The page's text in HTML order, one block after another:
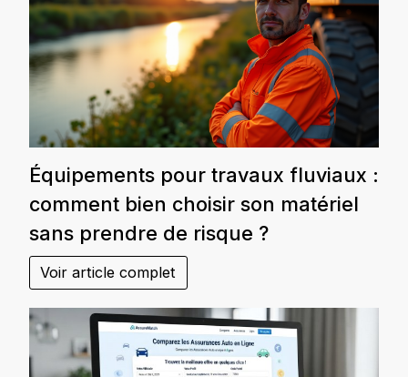
Équipements pour travaux fluviaux :
comment bien choisir son matériel
sans prendre de risque ?
Voir article complet